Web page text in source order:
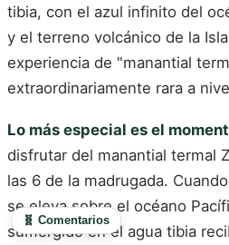
tibia, con el azul infinito del
y el terreno volcánico de la
experiencia de "manantial
extraordinariamente rara a
Lo más especial es el
disfrutar del manantial termal
las 6 de la madrugada.
se eleva sobre el océano
sumergido en el agua tibia
🧬 Comentarios